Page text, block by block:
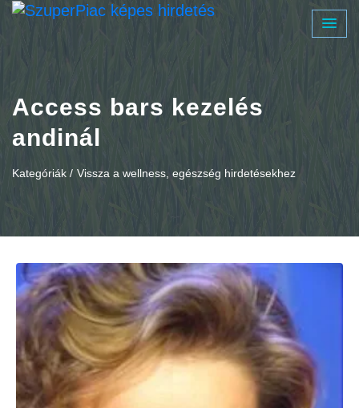
Access bars kezelés
andinál
Kategóriák / Vissza a wellness, egészség hirdetésekhez